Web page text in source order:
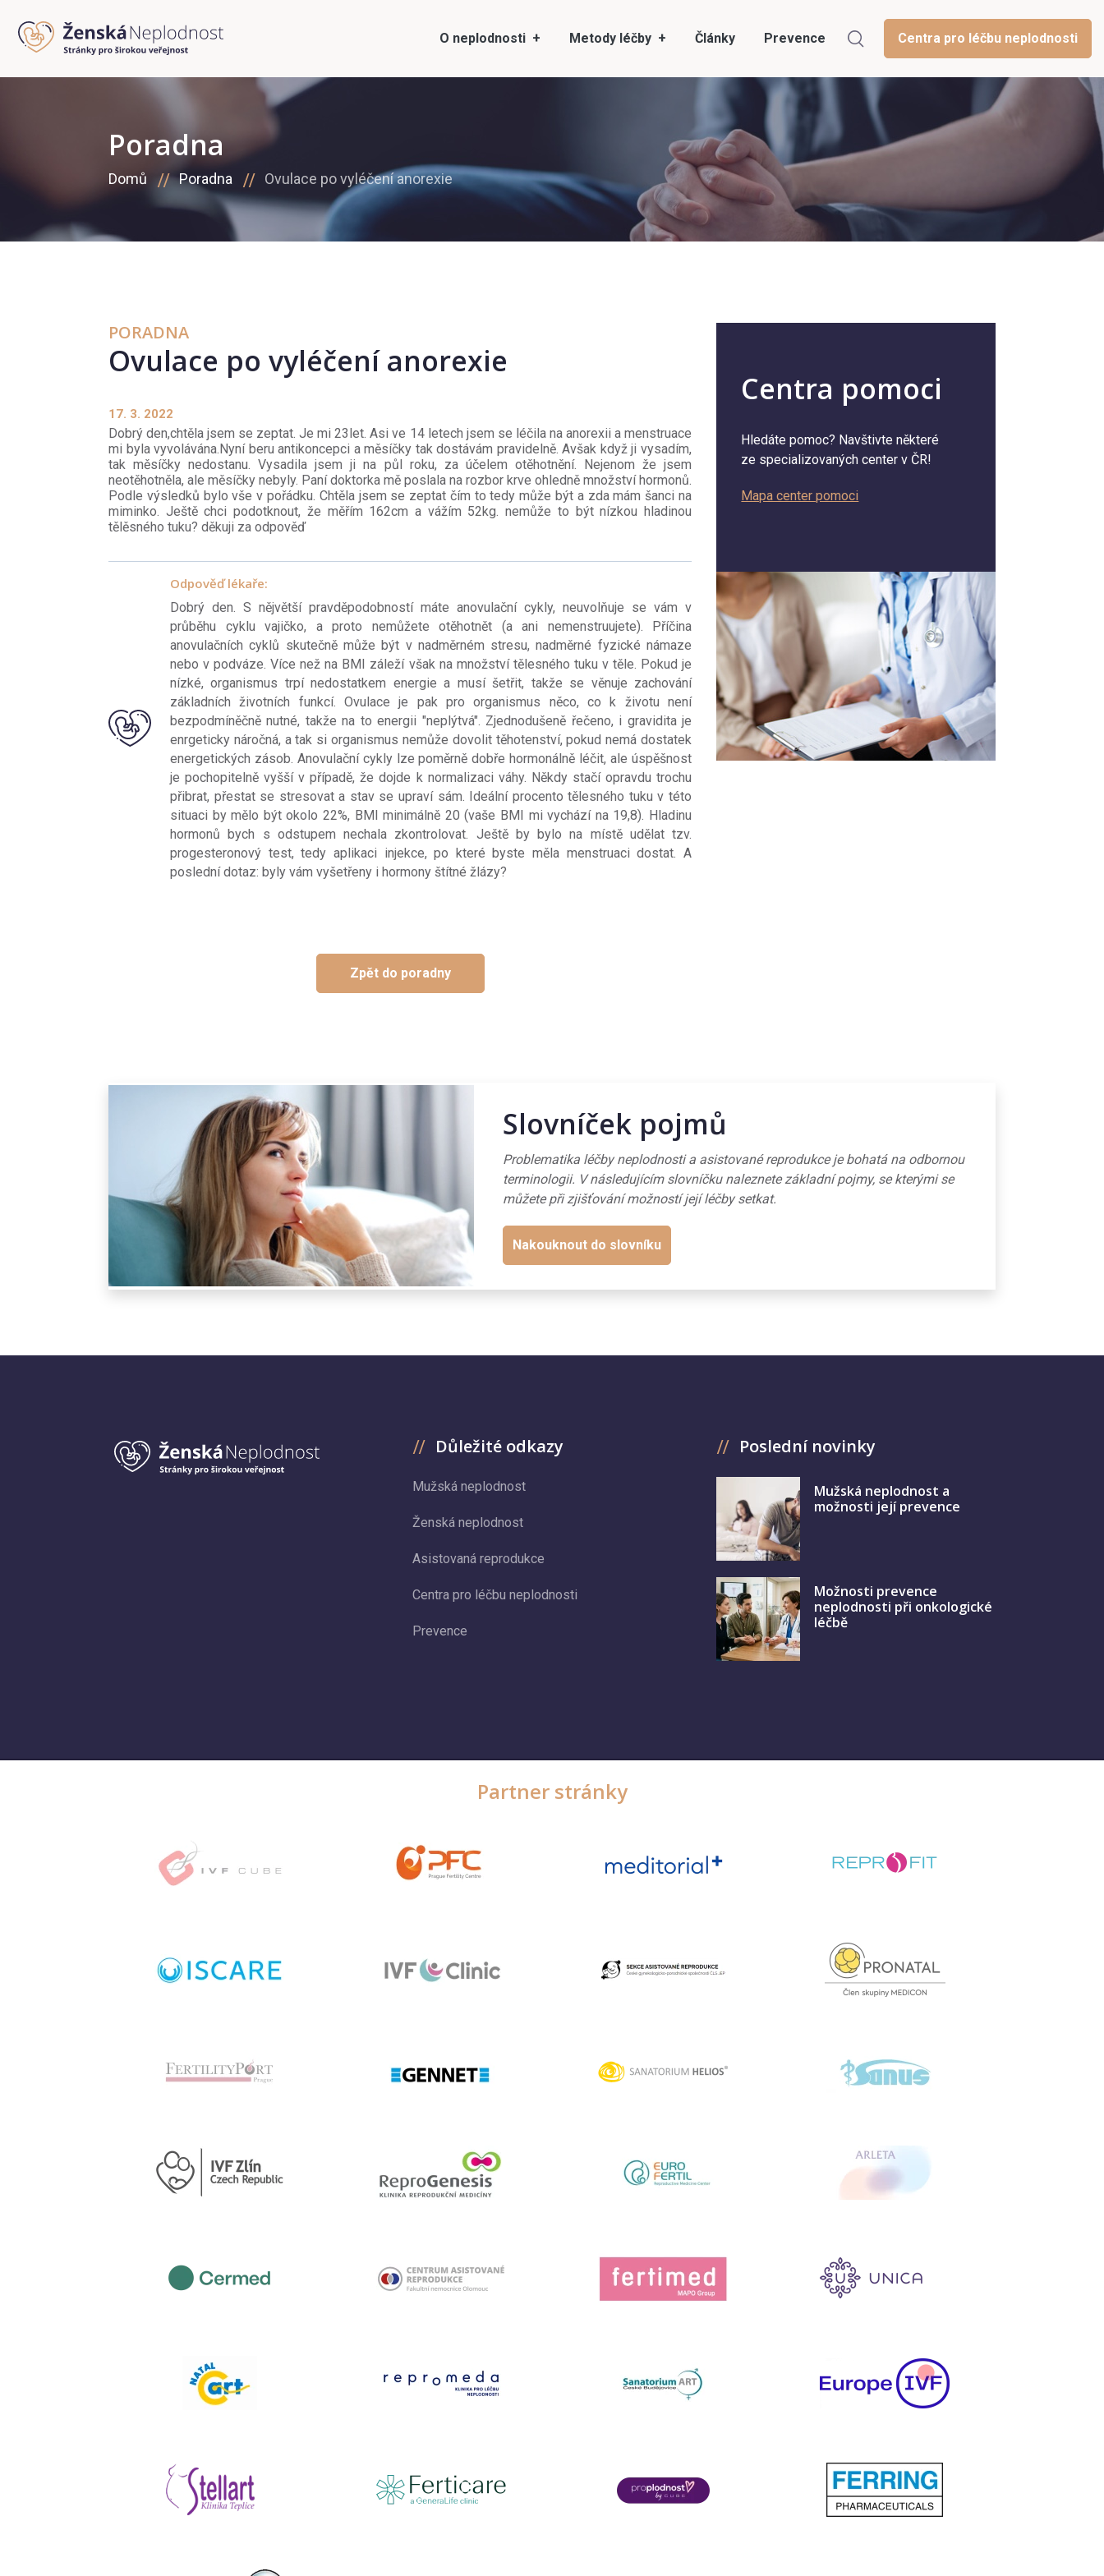
O neplodnosti Metody léčby Články Prevence Centra pro léčbu neplodnosti
Poradna
Domů Poradna Ovulace po vyléčení anorexie
PORADNA
Ovulace po vyléčení anorexie
17. 3. 2022
Dobrý den,chtěla jsem se zeptat. Je mi 23let. Asi ve 14 letech jsem se léčila na anorexii a menstruace
mi byla vyvolávána.Nyní beru antikoncepci a měsíčky tak dostávám pravidelně. Avšak když ji vysadím,
tak měsíčky nedostanu. Vysadila jsem ji na půl roku, za účelem otěhotnění. Nejenom že jsem
neotěhotněla, ale měsíčky nebyly. Paní doktorka mě poslala na rozbor krve ohledně množství hormonů.
Podle výsledků bylo vše v pořádku. Chtěla jsem se zeptat čím to tedy může být a zda mám šanci na
miminko. Ještě chci podotknout, že měřím 162cm a vážím 52kg. nemůže to být nízkou hladinou
tělěsného tuku? děkuji za odpověď
Odpověď lékaře:
Dobrý den. S nějvětší pravděpodobností máte anovulační cykly, neuvolňuje se vám v
průběhu cyklu vajičko, a proto nemůžete otěhotnět (a ani nemenstruujete). Příčina
anovulačních cyklů skutečně může být v nadměrném stresu, nadměrné fyzické námaze
nebo v podváze. Více než na BMI záleží však na množství tělesného tuku v těle. Pokud je
nízké, organismus trpí nedostatkem energie a musí šetřit, takže se věnuje zachování
základních životních funkcí. Ovulace je pak pro organismus něco, co k životu není
bezpodmíněčně nutné, takže na to energii "neplýtvá". Zjednodušeně řečeno, i gravidita je
enrgeticky náročná, a tak si organismus nemůže dovolit těhotenství, pokud nemá dostatek
energetických zásob. Anovulační cykly lze poměrně dobře hormonálně léčit, ale úspěšnost
je pochopitelně vyšší v případě, že dojde k normalizaci váhy. Někdy stačí opravdu trochu
přibrat, přestat se stresovat a stav se upraví sám. Ideální procento tělesného tuku v této
situaci by mělo být okolo 22%, BMI minimálně 20 (vaše BMI mi vychází na 19,8). Hladinu
hormonů bych s odstupem nechala zkontrolovat. Ještě by bylo na místě udělat tzv.
progesteronový test, tedy aplikaci injekce, po které byste měla menstruaci dostat. A
poslední dotaz: byly vám vyšetřeny i hormony štítné žlázy?
Zpět do poradny
Centra pomoci
Hledáte pomoc? Navštivte některé
ze specializovaných center v ČR!
Mapa center pomoci
Slovníček pojmů
Problematika léčby neplodnosti a asistované reprodukce je bohatá na odbornou
terminologii. V následujícím slovníčku naleznete základní pojmy, se kterými se
můžete při zjišťování možností její léčby setkat.
Nakouknout do slovníku
Důležité odkazy
Mužská neplodnost
Ženská neplodnost
Asistovaná reprodukce
Centra pro léčbu neplodnosti
Prevence
Poslední novinky
Mužská neplodnost a
možnosti její prevence
Možnosti prevence
neplodnosti při onkologické
léčbě
Partner stránky